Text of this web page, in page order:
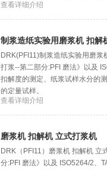
查看详细介绍
制浆造纸实验用磨浆机 扣解
DRK(PFI11)制浆造纸实验用磨
打浆--第二部分:PFI 磨法》以及
扣解度的测定、纸浆试样水分的
的定量试样。
查看详细介绍
磨浆机 扣解机 立式打浆机
DRK（PFI11）磨浆机 扣解机
分:PFI 磨法》以及 ISO5264/2、